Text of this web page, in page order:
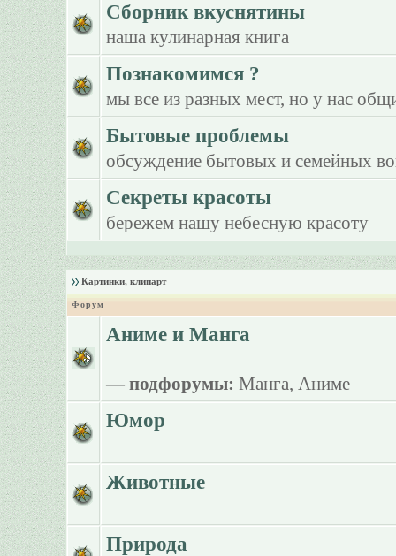
Сборник вкуснятины
наша кулинарная книга
Познакомимся ?
мы все из разных мест, но у нас
Бытовые проблемы
обсуждение бытовых и семейных
Секреты красоты
бережем нашу небесную красоту
Картинки, клипарт
Форум
Аниме и Манга
— подфорумы: Манга, Аниме
Юмор
Животные
Природа